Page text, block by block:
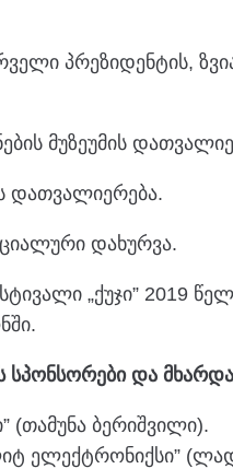
პრეზიდენტის,
მუზეუმის
დათვალიერება.
დახურვა.
„ქუჯი” 2019
და
(თამუნა ბერიშვილი).
ელექტრონიქსი”